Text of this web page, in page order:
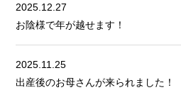
2025.12.27
お陰様で年が越せます！
2025.11.25
出産後のお母さんが来られました！